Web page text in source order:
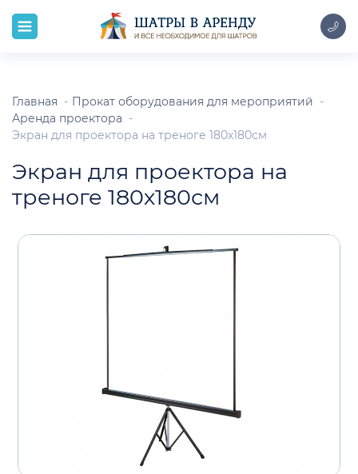
Главная
Прокат оборудования для мероприятий
Аренда проектора
Экран для проектора на треноге 180х180см
Экран для проектора на
треноге 180х180см